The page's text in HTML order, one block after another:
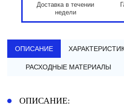
Доставка в течении
недели
ОПИСАНИЕ
РАСХОДНЫЕ МАТЕРИАЛЫ
ОПИСАНИЕ: